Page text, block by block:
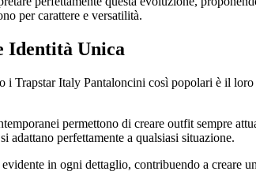
per carattere e versatilità.
Identità Unica
i Trapstar Italy Pantaloncini così popolari è il
permettono di creare outfit sempre
adattano perfettamente a qualsiasi situazione.
evidente in ogni dettaglio, contribuendo a creare